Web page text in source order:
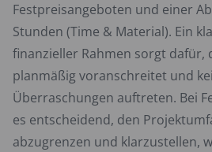
Festpreisangeboten und einer
Stunden (Time & Material). Ein
finanzieller Rahmen sorgt dafür,
planmäßig voranschreitet und
Überraschungen auftreten. Bei
es entscheidend, den
abzugrenzen und klarzustellen,